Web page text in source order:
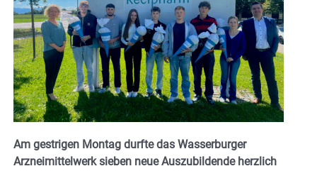
Am gestrigen Montag durfte das Wasserburger
Arzneimittelwerk sieben neue Auszubildende herzlich